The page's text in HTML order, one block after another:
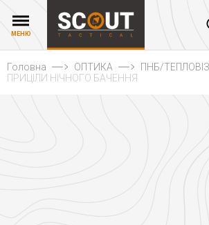
МЕНЮ
Головна ОПТИКА
ПНБ/
ПРИЦІЛИ НІЧНОГО БАЧЕННЯ